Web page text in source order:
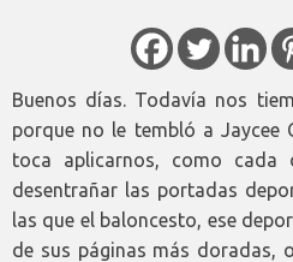
Buenos días. Todavía nos
porque no le tembló a Jaycee
toca aplicarnos, como
desentrañar las portadas
las que el baloncesto, ese
de sus páginas más doradas,